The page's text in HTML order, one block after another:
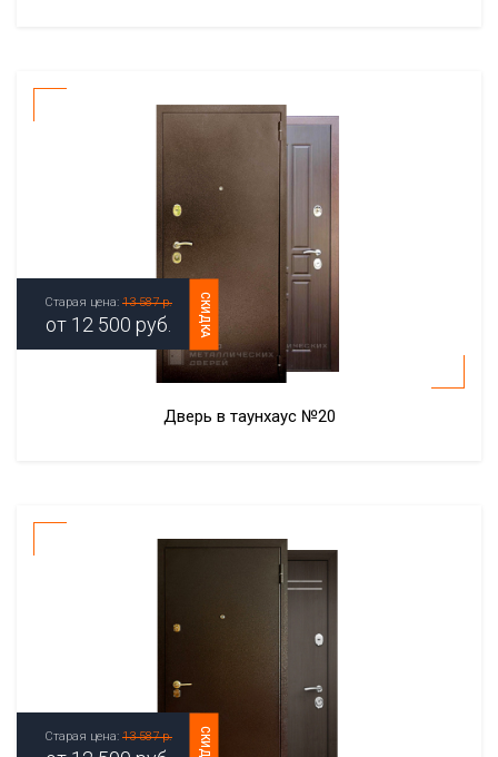
СКИДКА
Старая цена: 13 587 р.
от 12 500 руб.
Дверь в таунхаус №20
Старая цена: 13 587 р.